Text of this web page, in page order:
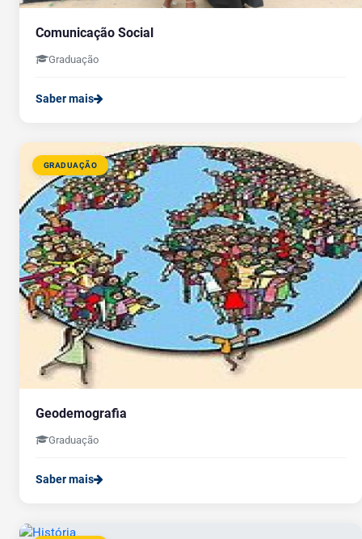
Comunicação Social
Graduação
Saber mais
GRADUAÇÃO
Geodemografia
Graduação
Saber mais